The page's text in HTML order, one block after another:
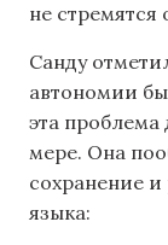
не стремятся
Санду
автономии
эта
мере. Она
сохранение и
языка: